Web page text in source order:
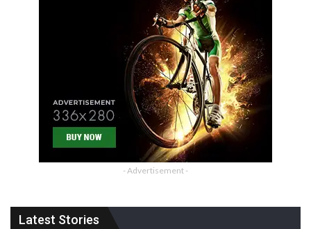
- Advertisement -
Latest Stories